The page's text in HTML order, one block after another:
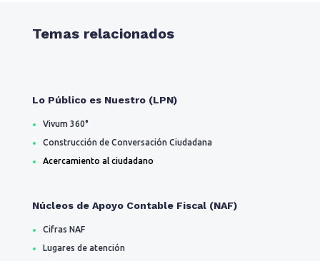
Temas relacionados
Lo Público es Nuestro (LPN)
Vivum 360°
Construcción de Conversación Ciudadana
Acercamiento al ciudadano
Núcleos de Apoyo Contable Fiscal (NAF)
Cifras NAF
Lugares de atención